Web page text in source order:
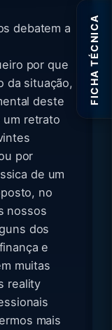
debatem a
por que
da situação,
deste
retrato
por
de um
no
nossos
dos
e
muitas
reality
mais
FICHA TÉCNICA